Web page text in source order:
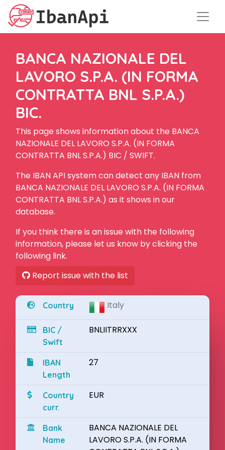
BANCA NAZIONALE DEL
LAVORO S.P.A. (IN FORMA
CONTRATTA BNL S.P.A.)
BIC.
This page shows information about the BANCA
NAZIONALE DEL LAVORO S.P.A. (IN FORMA
CONTRATTA BNL S.P.A.) BIC / SWIFT.
The IBAN API system can detect any IBAN from
BANCA NAZIONALE DEL LAVORO S.P.A. (IN FORMA
CONTRATTA BNL S.P.A.) as it shows in our
database.
If you think there is an issue with the following
information, please let us know by clicking the
following link.
Report issue with the list
Country Italy
BIC /
Swift
BNLIITRRXXX
IBAN
Length
27
Country
curr.
EUR
Bank
Name
BANCA NAZIONALE DEL
LAVORO S.P.A. (IN FORMA